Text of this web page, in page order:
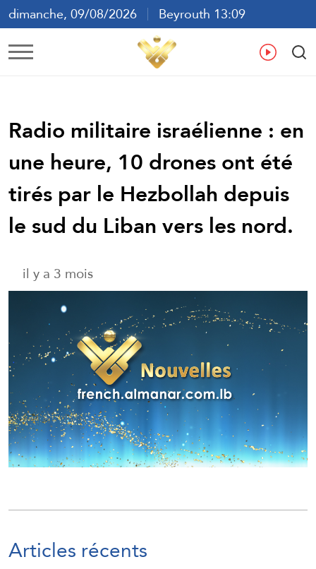
dimanche, 09/08/2026
Beyrouth 13:09
ع
Radio militaire israélienne : en
une heure, 10 drones ont été
tirés par le Hezbollah depuis
le sud du Liban vers les nord.
il y a 3 mois
Articles récents